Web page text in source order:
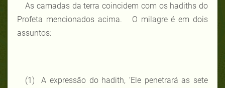
As camadas da terra coincidem com os hadiths do
Profeta mencionados acima. O milagre é em dois
assuntos:
(1) A expressão do hadith, ‘Ele penetrará as sete